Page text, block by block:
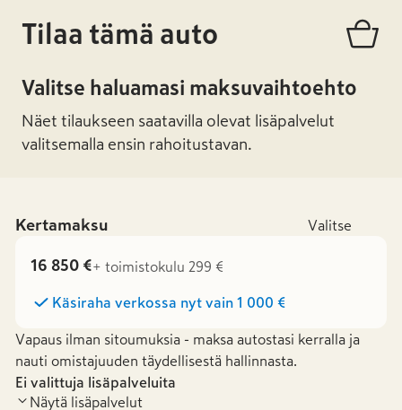
Tilaa tämä auto
Valitse haluamasi maksuvaihtoehto
Näet tilaukseen saatavilla olevat lisäpalvelut
valitsemalla ensin rahoitustavan.
Kertamaksu Valitse
16 850 €+ toimistokulu 299 €
Käsiraha verkossa nyt vain 1 000 €
Vapaus ilman sitoumuksia - maksa autostasi kerralla ja
nauti omistajuuden täydellisestä hallinnasta.
Ei valittuja lisäpalveluita
Näytä lisäpalvelut